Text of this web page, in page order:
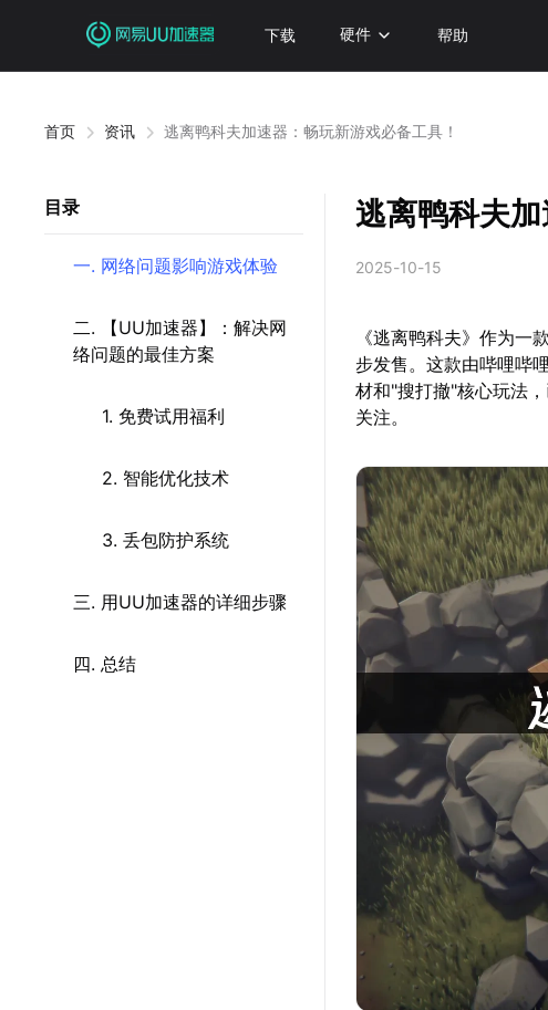
下载 硬件 帮助
首页 资讯 逃离鸭科夫加速器：畅玩新游戏必备工具！
目录
一. 网络问题影响游戏体验
二. 【UU加速器】：解决网
络问题的最佳方案
1. 免费试用福利
2. 智能优化技术
3. 丢包防护系统
三. 用UU加速器的详细步骤
四. 总结
逃离鸭科夫
2025-10-15
《逃离鸭科夫》作为一
步发售。这款由哔哩哔
材和"搜打撤"核心玩法
关注。